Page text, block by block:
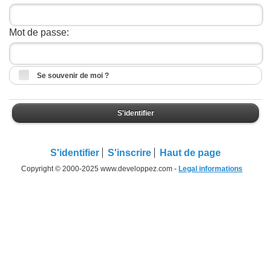
Mot de passe:
Se souvenir de moi ?
S'identifier
S'identifier S'inscrire Haut de page
Copyright © 2000-2025 www.developpez.com - Legal informations